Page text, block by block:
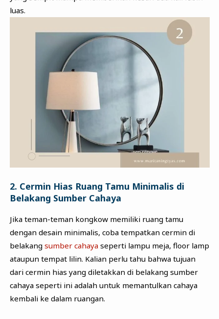
luas.
2. Cermin Hias Ruang Tamu Minimalis di
Belakang Sumber Cahaya
Jika teman-teman kongkow memiliki ruang tamu
dengan desain minimalis, coba tempatkan cermin di
belakang sumber cahayaseperti lampu meja, floor lamp
ataupun tempat lilin. Kalian perlu tahu bahwa tujuan
dari cermin hias yang diletakkan di belakang sumber
cahaya seperti ini adalah untuk memantulkan cahaya
kembali ke dalam ruangan.